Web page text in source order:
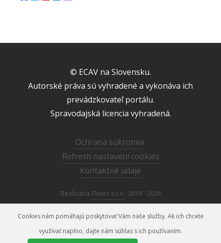
© ECAV na Slovensku.
Autorské práva sú vyhradené a vykonáva ich
prevádzkovateľ portálu.
Spravodajská licencia vyhradená.
Ochrana súkromia
Refresh nastavení cookies
Kontaktné údaje
Realizácia Flowis s.r.o. 2019 - 2026
media@ecav.sk 02/59 201 220
Cookies nám pomáhajú poskytovať Vám naše služby. Ak ich chcete
využívať naplno, dajte nám súhlas s ich používaním.